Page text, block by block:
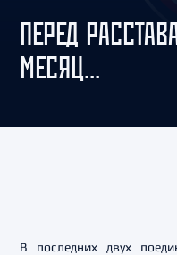
ПЕРЕД
МЕСЯЦ...
В последних двух